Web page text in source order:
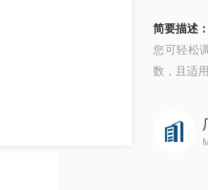
简要描述：
您可轻松
数，且适